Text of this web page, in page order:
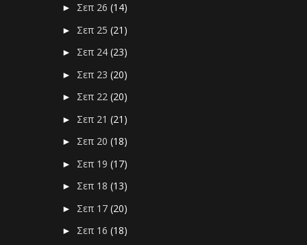
► Σεπ 26(14)
► Σεπ 25(21)
► Σεπ 24(23)
► Σεπ 23(20)
► Σεπ 22(20)
► Σεπ 21(21)
► Σεπ 20(18)
► Σεπ 19(17)
► Σεπ 18(13)
► Σεπ 17(20)
► Σεπ 16(18)